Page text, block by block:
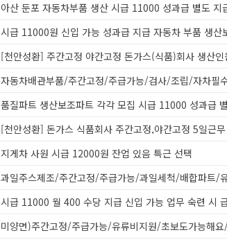
아산 둔포 자동차부품 생산 시급 11000 성과급 별도 지
시급 11000원 신입 가능 성과급 지급 자동차 부품 생산
자동차배관부품/주간고정/주급가능/검사/조립/자차필
품질파트 생산보조파트 각각 모집 시급 11000 성과급
지게차 사원 시급 12000원 잔업 있음 특근 선택
시급 11000 월 400 수당 지급 신입 가능 업무 숙련 시